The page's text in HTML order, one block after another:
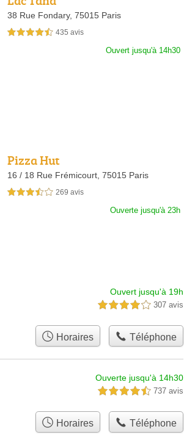
38 Rue Fondary, 75015 Paris
4,5 étoiles sur 5 435 avis
Ouvert jusqu'à 14h30
Pizza Hut
16 / 18 Rue Frémicourt, 75015 Paris
3,5 étoiles sur 5 269 avis
Ouverte jusqu'à 23h
Ouvert jusqu'à 19h
4,0 étoiles sur 5 307 avis
Horaires Téléphone
Ouverte jusqu'à 14h30
4,5 étoiles sur 5 737 avis
Horaires Téléphone